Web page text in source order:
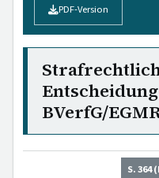
PDF-Version
BVerfG/
S. 364